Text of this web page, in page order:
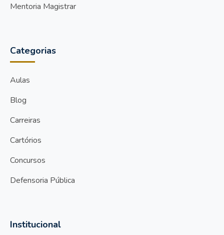
Mentoria Magistrar
Categorias
Aulas
Blog
Carreiras
Cartórios
Concursos
Defensoria Pública
Institucional